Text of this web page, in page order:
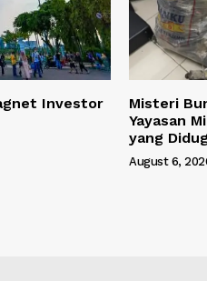
Investor
Misteri
Yayasan
yang
August 6,